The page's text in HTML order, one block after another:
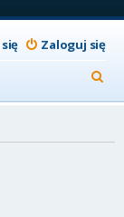
Zaloguj się
z